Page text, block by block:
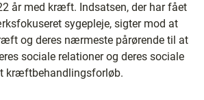
år med kræft. Indsatsen, der har fået
sygepleje, sigter mod at
og deres nærmeste pårørende til at
sociale relationer og deres sociale
kræftbehandlingsforløb.